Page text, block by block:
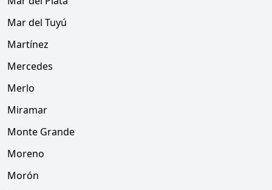
Mar del Tuyú
Martínez
Mercedes
Merlo
Miramar
Monte Grande
Moreno
Morón